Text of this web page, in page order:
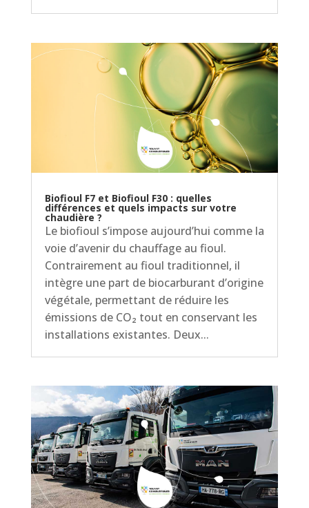
Biofioul F7 et Biofioul F30 : quelles
différences et quels impacts sur votre
chaudière ?
Le biofioul s’impose aujourd’hui comme la
voie d’avenir du chauffage au fioul.
Contrairement au fioul traditionnel, il
intègre une part de biocarburant d’origine
végétale, permettant de réduire les
émissions de CO₂ tout en conservant les
installations existantes. Deux...